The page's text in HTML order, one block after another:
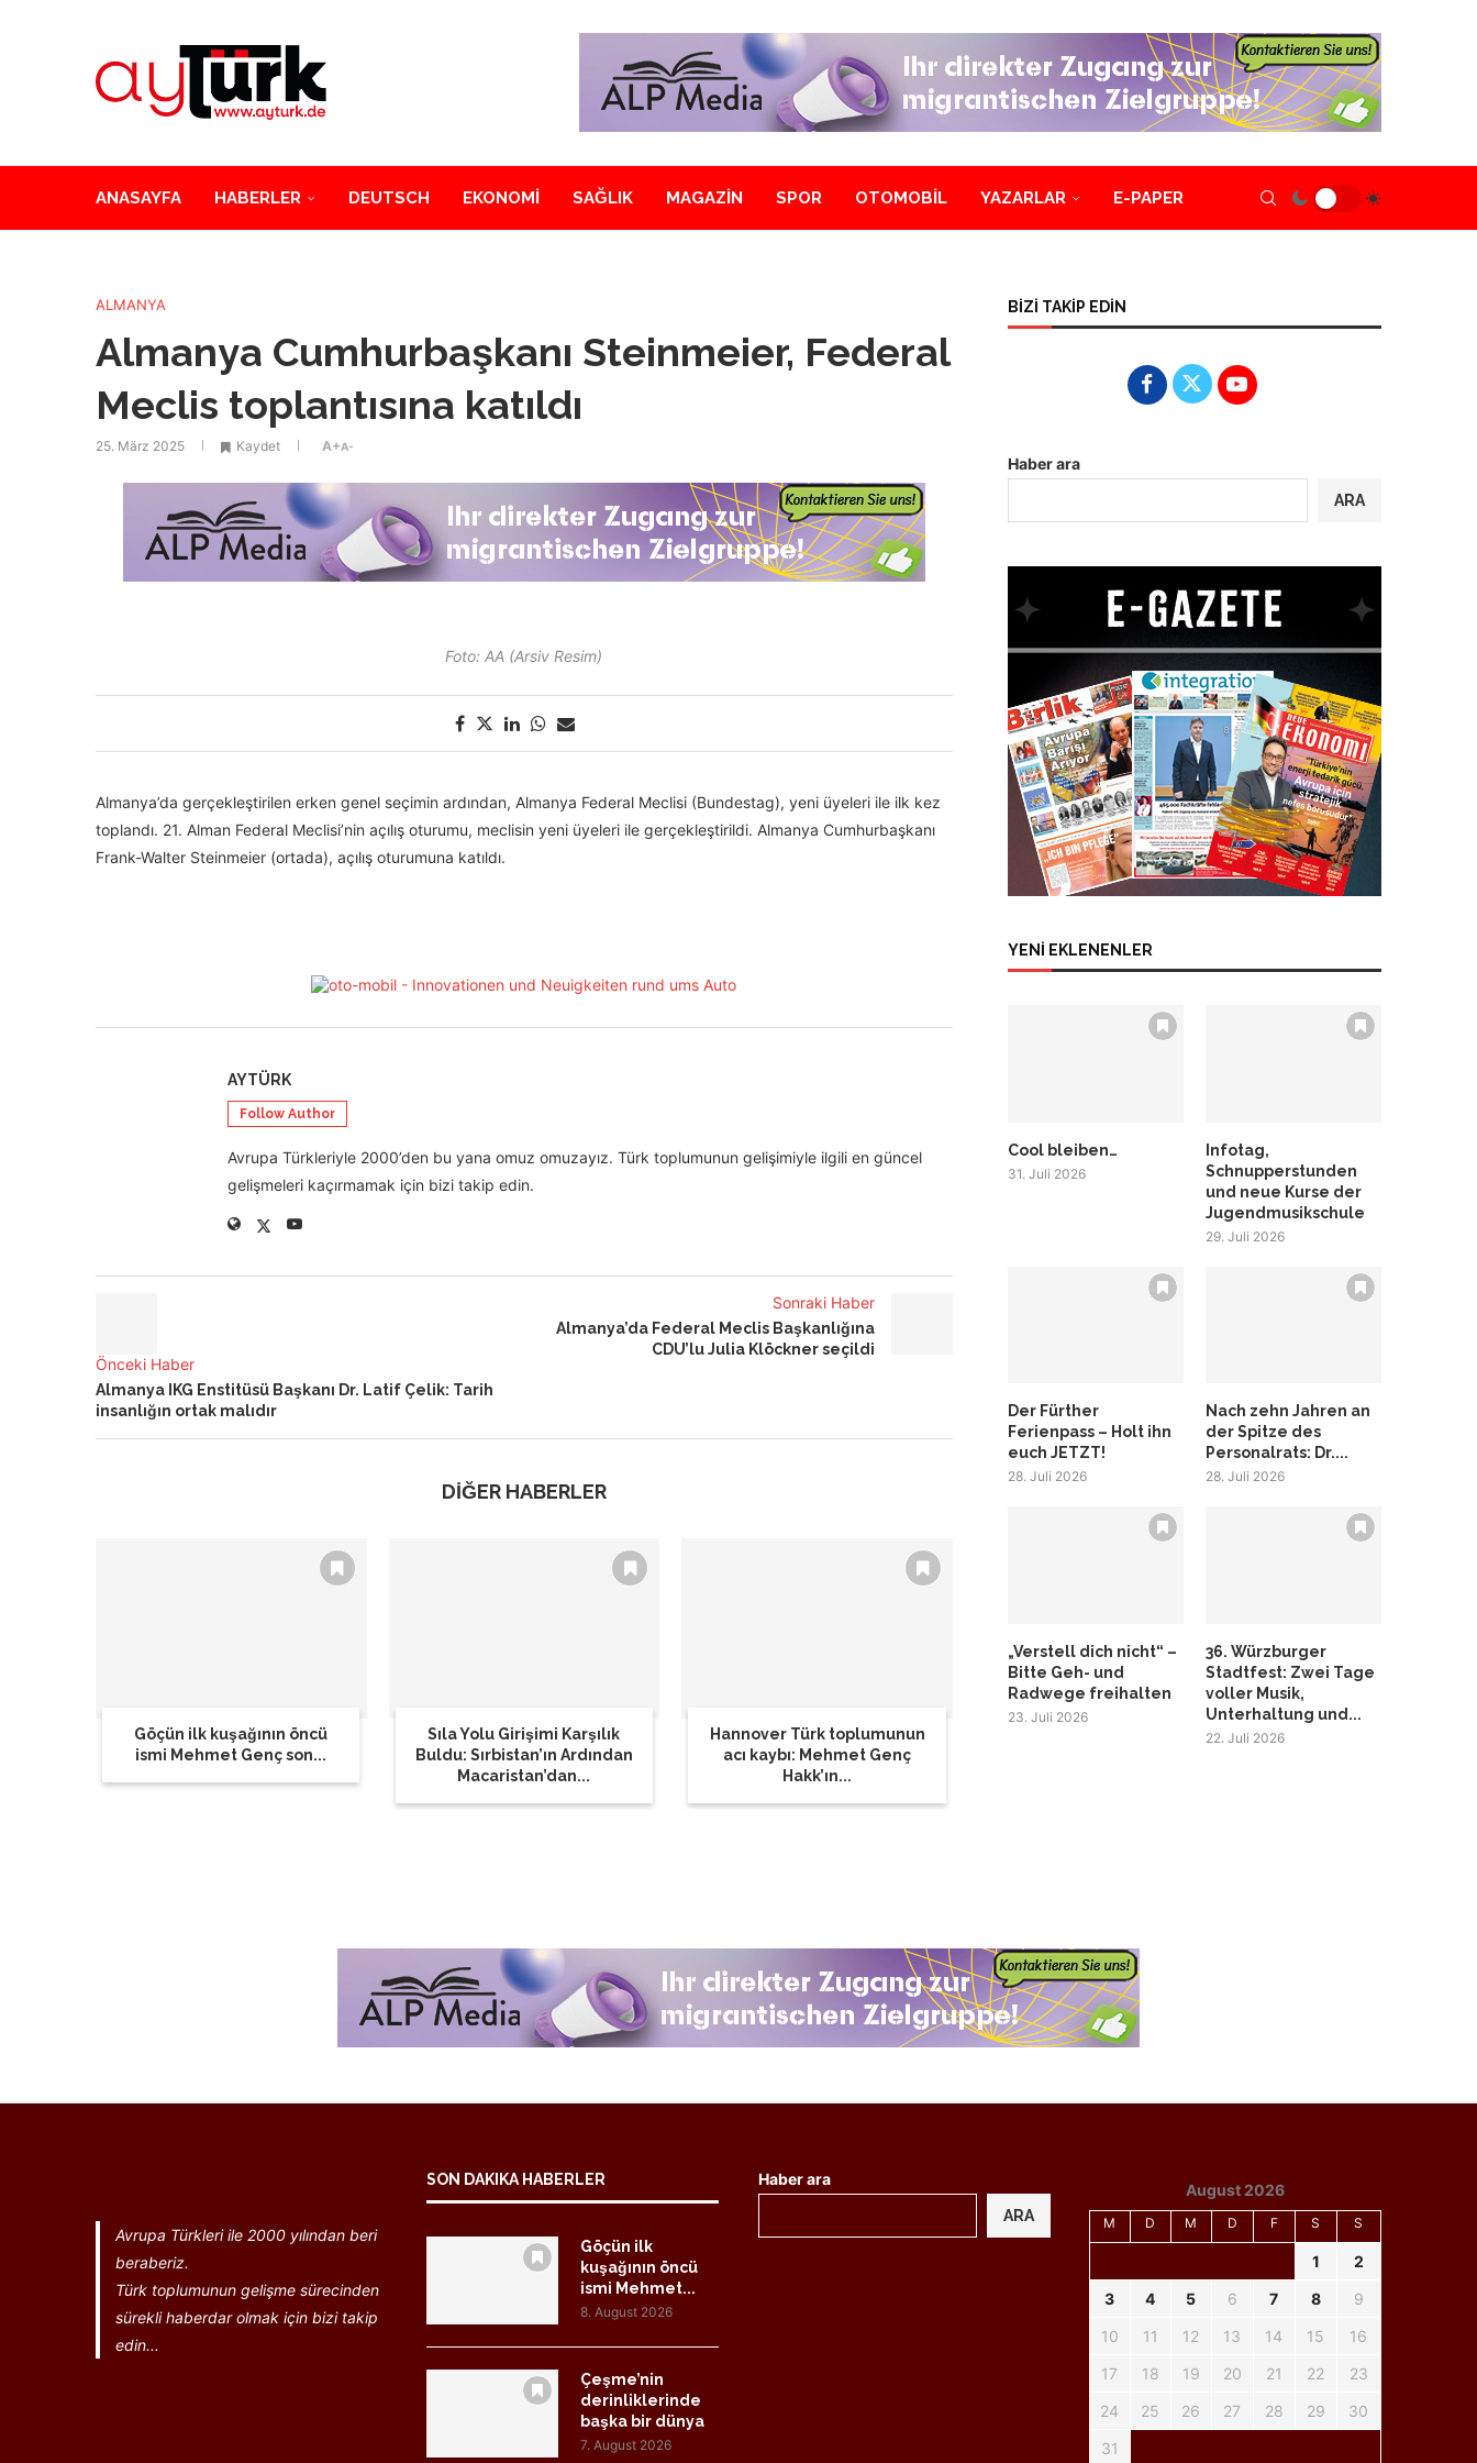
ANASAYFA HABERLER DEUTSCH EKONOMİ SAĞLIK MAGAZİN SPOR OTOMOBİL YAZARLAR E-PAPER
ALMANYA
Almanya Cumhurbaşkanı Steinmeier, Federal
Meclis toplantısına katıldı
25. März 2025 Kaydet A+A-
Foto: AA (Arsiv Resim)
Almanya’da gerçekleştirilen erken genel seçimin ardından, Almanya Federal Meclisi (Bundestag), yeni üyeleri ile ilk kez
toplandı. 21. Alman Federal Meclisi’nin açılış oturumu, meclisin yeni üyeleri ile gerçekleştirildi. Almanya Cumhurbaşkanı
Frank-Walter Steinmeier (ortada), açılış oturumuna katıldı.
AYTÜRK
Follow Author
Avrupa Türkleriyle 2000’den bu yana omuz omuzayız. Türk toplumunun gelişimiyle ilgili en güncel
gelişmeleri kaçırmamak için bizi takip edin.
Önceki Haber
Almanya IKG Enstitüsü Başkanı Dr. Latif Çelik: Tarih
insanlığın ortak malıdır
Sonraki Haber
Almanya’da Federal Meclis Başkanlığına
CDU’lu Julia Klöckner seçildi
DİĞER HABERLER
Göçün ilk kuşağının öncü
ismi Mehmet Genç son...
Sıla Yolu Girişimi Karşılık
Buldu: Sırbistan’ın Ardından
Macaristan’dan...
Hannover Türk toplumunun
acı kaybı: Mehmet Genç
Hakk’ın...
BİZİ TAKİP EDİN
Haber ara
ARA
YENİ EKLENENLER
Cool bleiben…
31. Juli 2026
Infotag,
Schnupperstunden
und neue Kurse der
Jugendmusikschule
29. Juli 2026
Der Fürther
Ferienpass – Holt ihn
euch JETZT!
28. Juli 2026
Nach zehn Jahren an
der Spitze des
Personalrats: Dr....
28. Juli 2026
„Verstell dich nicht“ –
Bitte Geh- und
Radwege freihalten
23. Juli 2026
36. Würzburger
Stadtfest: Zwei Tage
voller Musik,
Unterhaltung und...
22. Juli 2026
Avrupa Türkleri ile 2000 yılından beri
beraberiz.
Türk toplumunun gelişme sürecinden
sürekli haberdar olmak için bizi takip
edin...
SON DAKIKA HABERLER
Göçün ilk
kuşağının öncü
ismi Mehmet...
8. August 2026
Çeşme’nin
derinliklerinde
başka bir dünya
7. August 2026
Haber ara
ARA
August 2026
M D M D F S S
1
2
3
4 5 6 7 8
9
10
11 12 13 14 15
16
17
18 19 20 21 22
23
24
25 26 27 28 29
30
31